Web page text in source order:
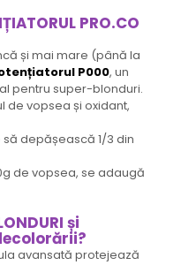
PRO.CO
și mai mare (până la
P000, un
pentru super-blonduri.
de vopsea și oxidant,
să depășească 1/3 din
de vopsea, se adaugă
și
avansată protejează